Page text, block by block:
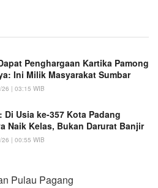
Penghargaan Kartika Pamong
Ini Milik Masyarakat Sumbar
26 | 03:15 WIB
Di Usia ke-357 Kota Padang
Naik Kelas, Bukan Darurat Banjir
26 | 00:55 WIB
Pulau Pagang